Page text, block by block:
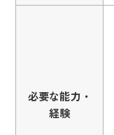
必要な能力・
経験